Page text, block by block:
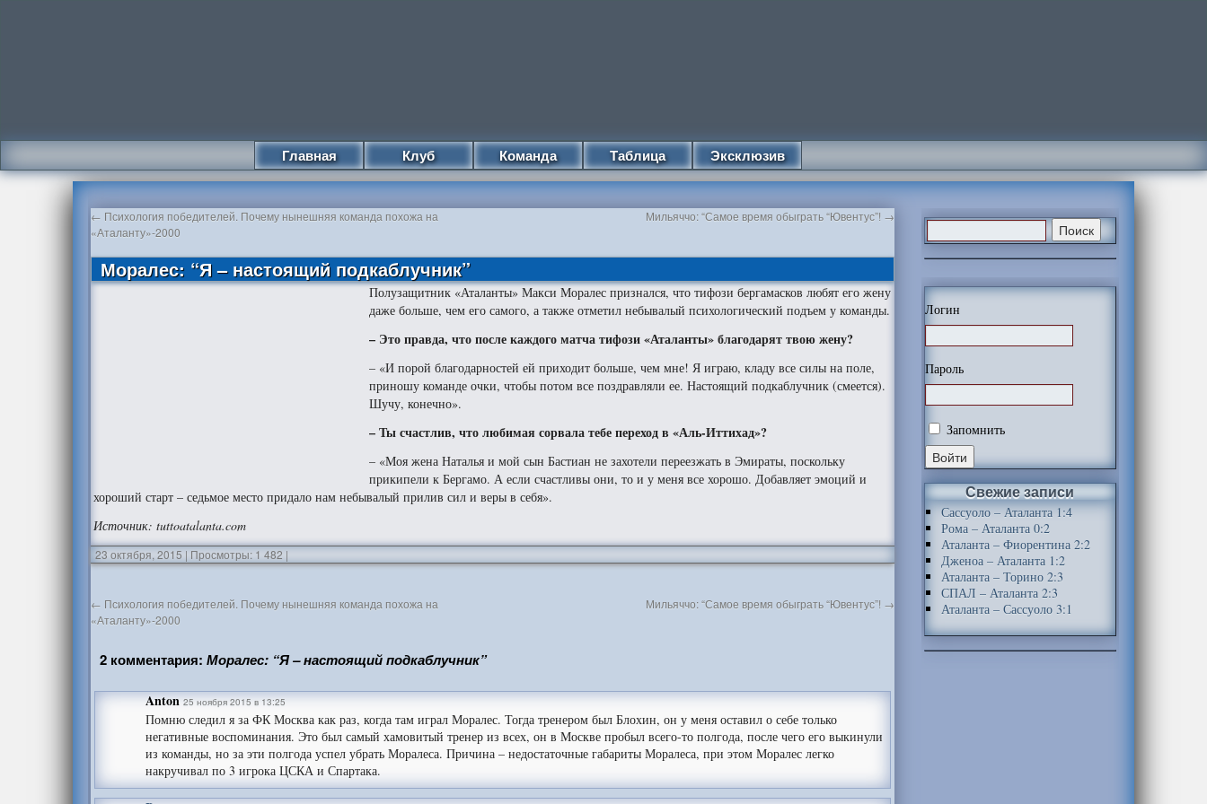
Главная Клуб Команда Таблица Эксклюзив
← Психология победителей. Почему нынешняя команда похожа на
«Аталанту»-2000
Мильяччо: “Самое время обыграть “Ювентус”! →
Моралес: “Я – настоящий подкаблучник”
Полузащитник «Аталанты» Макси Моралес признался, что тифози бергамасков любят его жену
даже больше, чем его самого, а также отметил небывалый психологический подъем у команды.
– Это правда, что после каждого матча тифози «Аталанты» благодарят твою жену?
– «И порой благодарностей ей приходит больше, чем мне! Я играю, кладу все силы на поле,
приношу команде очки, чтобы потом все поздравляли ее. Настоящий подкаблучник (смеется).
Шучу, конечно».
– Ты счастлив, что любимая сорвала тебе переход в «Аль-Иттихад»?
– «Моя жена Наталья и мой сын Бастиан не захотели переезжать в Эмираты, поскольку
прикипели к Бергамо. А если счастливы они, то и у меня все хорошо. Добавляет эмоций и
хороший старт – седьмое место придало нам небывалый прилив сил и веры в себя».
Источник: tuttoatalanta.com
23 октября, 2015 | Просмотры: 1 482 |
← Психология победителей. Почему нынешняя команда похожа на
«Аталанту»-2000
Мильяччо: “Самое время обыграть “Ювентус”! →
2 комментария:Моралес: “Я – настоящий подкаблучник”
Anton 25 ноября 2015 в 13:25
Помню следил я за ФК Москва как раз, когда там играл Моралес. Тогда тренером был Блохин, он у меня оставил о себе только
негативные воспоминания. Это был самый хамовитый тренер из всех, он в Москве пробыл всего-то полгода, после чего его выкинули
из команды, но за эти полгода успел убрать Моралеса. Причина – недостаточные габариты Моралеса, при этом Моралес легко
накручивал по 3 игрока ЦСКА и Спартака.
Логин
Пароль
Запомнить
Свежие записи
Сассуоло – Аталанта 1:4
Рома – Аталанта 0:2
Аталанта – Фиорентина 2:2
Дженоа – Аталанта 1:2
Аталанта – Торино 2:3
СПАЛ – Аталанта 2:3
Аталанта – Сассуоло 3:1